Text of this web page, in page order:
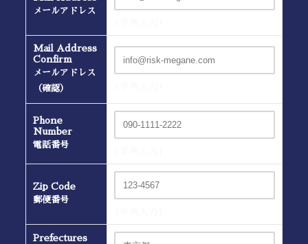
メールアドレス
Mail Address
Confirm
メールアドレス
（確認）
Phone
Number
電話番号
Zip Code
郵便番号
Prefectures